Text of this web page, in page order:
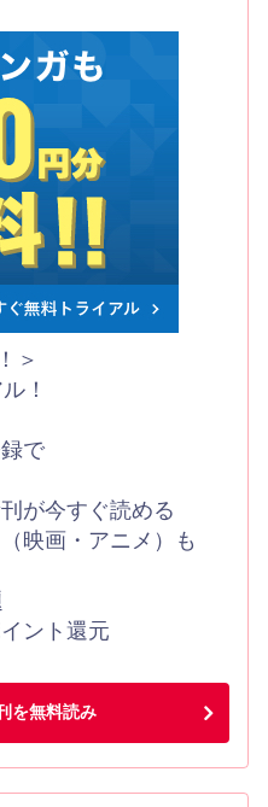
＞
！
で
が今すぐ読める
映画・アニメ）も
ント還元
を無料読み